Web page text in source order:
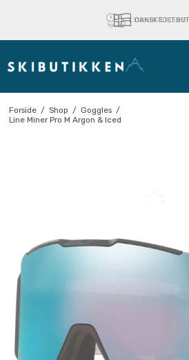
DANSK EJET
LYNHURTIG
Forside / Shop / Goggles /
Line Miner Pro M Argon & Iced